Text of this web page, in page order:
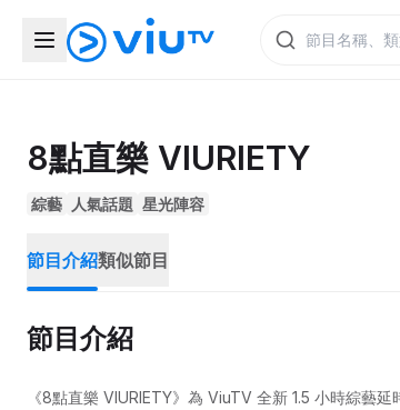
8點直樂 VIURIETY
綜藝 人氣話題 星光陣容
節目介紹類似節目
節目介紹
《8點直樂 VIURIETY》為 ViuTV 全新 1.5 小時綜藝